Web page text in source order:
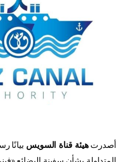
أصدرتهيئة قناة السويس بيانًا